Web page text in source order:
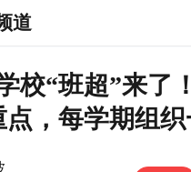
道
校“班超”来了
点，每学期组